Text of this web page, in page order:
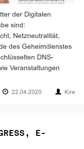
der Digitalen
sind:
Netzneutralität,
des Geheimdienstes
DNS-
Veranstaltungen
22.04.2020 Kire
E-